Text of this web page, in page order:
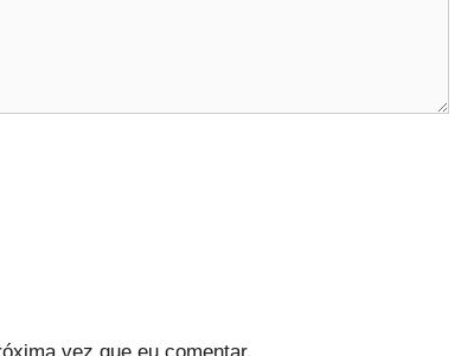
vez que eu comentar.